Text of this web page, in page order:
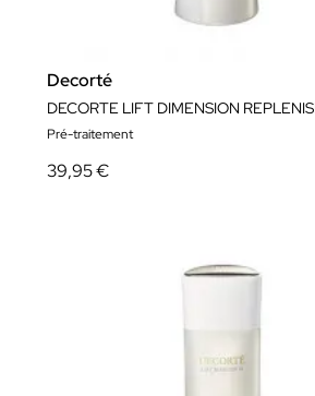
Decorté
Pré-traitement
39,95 €